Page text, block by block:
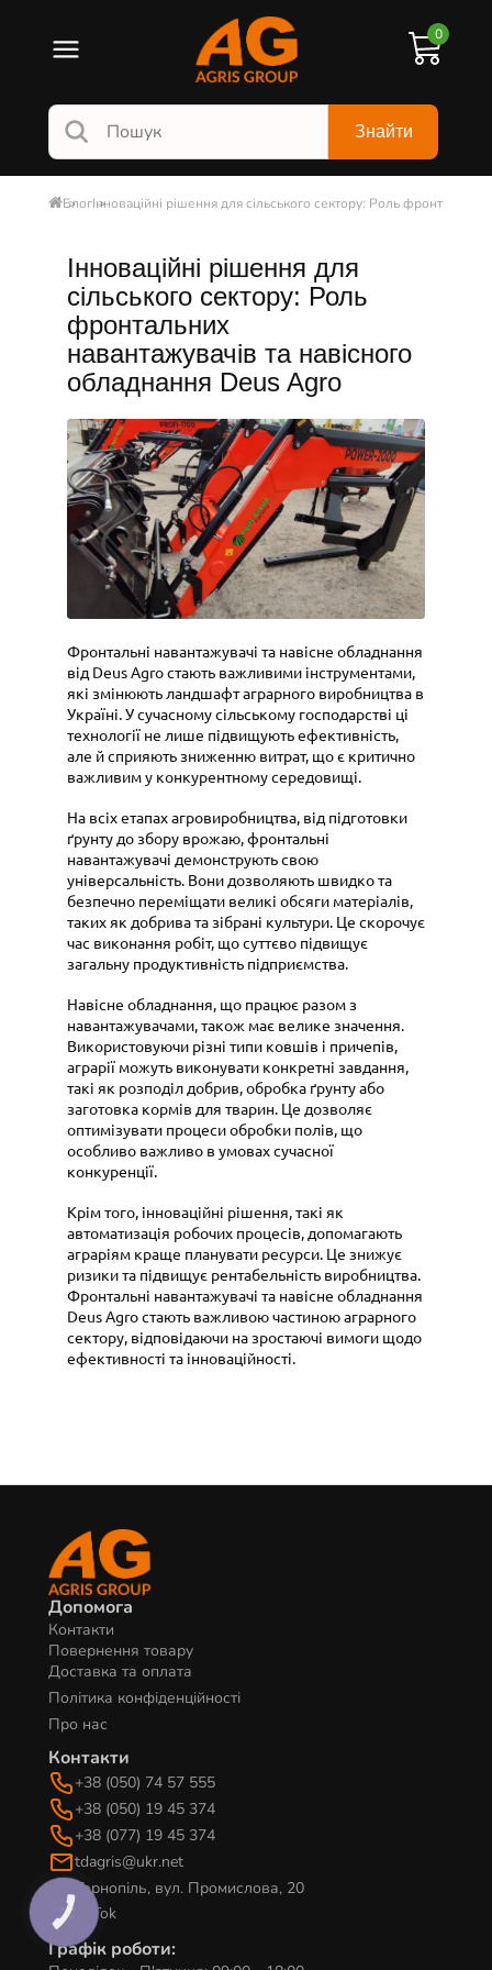
0
Знайти
БлогІнноваційні рішення для сільського сектору: Роль
Інноваційні рішення для
сільського сектору: Роль
фронтальних
навантажувачів та навісного
обладнання Deus Agro
Фронтальні навантажувачі та навісне обладнання
від Deus Agro стають важливими інструментами,
які змінюють ландшафт аграрного виробництва в
Україні. У сучасному сільському господарстві ці
технології не лише підвищують ефективність,
але й сприяють зниженню витрат, що є критично
важливим у конкурентному середовищі.
На всіх етапах агровиробництва, від підготовки
ґрунту до збору врожаю, фронтальні
навантажувачі демонструють свою
універсальність. Вони дозволяють швидко та
безпечно переміщати великі обсяги матеріалів,
таких як добрива та зібрані культури. Це скорочує
час виконання робіт, що суттєво підвищує
загальну продуктивність підприємства.
Навісне обладнання, що працює разом з
навантажувачами, також має велике значення.
Використовуючи різні типи ковшів і причепів,
аграрії можуть виконувати конкретні завдання,
такі як розподіл добрив, обробка ґрунту або
заготовка кормів для тварин. Це дозволяє
оптимізувати процеси обробки полів, що
особливо важливо в умовах сучасної
конкуренції.
Крім того, інноваційні рішення, такі як
автоматизація робочих процесів, допомагають
аграріям краще планувати ресурси. Це знижує
ризики та підвищує рентабельність виробництва.
Фронтальні навантажувачі та навісне обладнання
Deus Agro стають важливою частиною аграрного
сектору, відповідаючи на зростаючі вимоги щодо
ефективності та інноваційності.
Допомога
Контакти
Повернення товару
Доставка та оплата
Політика конфіденційності
Про нас
Контакти
+38 (050) 74 57 555
+38 (050) 19 45 374
+38 (077) 19 45 374
tdagris@ukr.net
Тернопіль, вул. Промислова, 20
TikTok
Графік роботи:
КНОПКА
ЗВ'ЯЗКУ